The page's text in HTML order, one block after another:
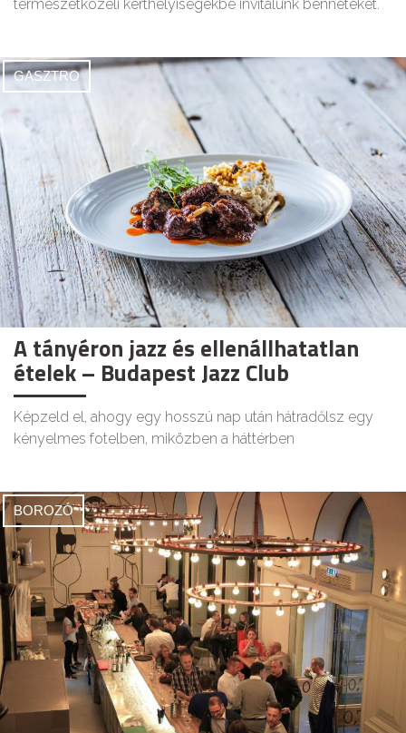
természetközeli kerthelyiségekbe invitálunk benneteket.
GASZTRO
A tányéron jazz és ellenállhatatlan
ételek – Budapest Jazz Club
Képzeld el, ahogy egy hosszú nap után hátradőlsz egy
kényelmes fotelben, miközben a háttérben
BOROZÓ